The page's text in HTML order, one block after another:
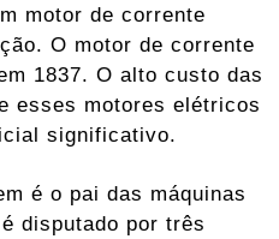
motor de corrente
O motor de corrente
1837. O alto custo das
esses motores elétricos
significativo.
é o pai das máquinas
disputado por três